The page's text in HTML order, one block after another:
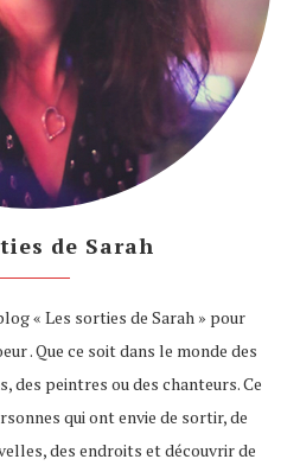
de Sarah
« Les sorties de Sarah » pour
. Que ce soit dans le monde des
des peintres ou des chanteurs. Ce
qui ont envie de sortir, de
des endroits et découvrir de